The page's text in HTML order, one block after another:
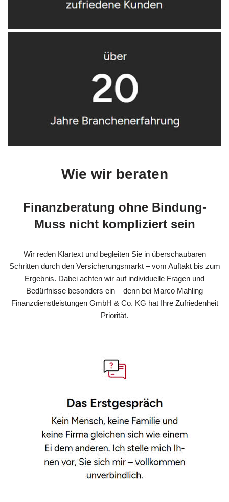
Wie wir beraten
Finanzberatung ohne Bindung-
Muss nicht kompliziert sein
Wir reden Klartext und begleiten Sie in überschaubaren
Schritten durch den Versicherungsmarkt – vom Auftakt bis zum
Ergebnis. Dabei achten wir auf individuelle Fragen und
Bedürfnisse besonders ein – denn bei Marco Mahling
Finanzdienstleistungen GmbH & Co. KG hat Ihre Zufriedenheit
Priorität.